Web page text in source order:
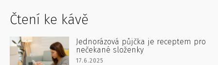
Čtení ke kávě
Jednorázová půjčka je receptem pro
nečekané složenky
17.6.2025